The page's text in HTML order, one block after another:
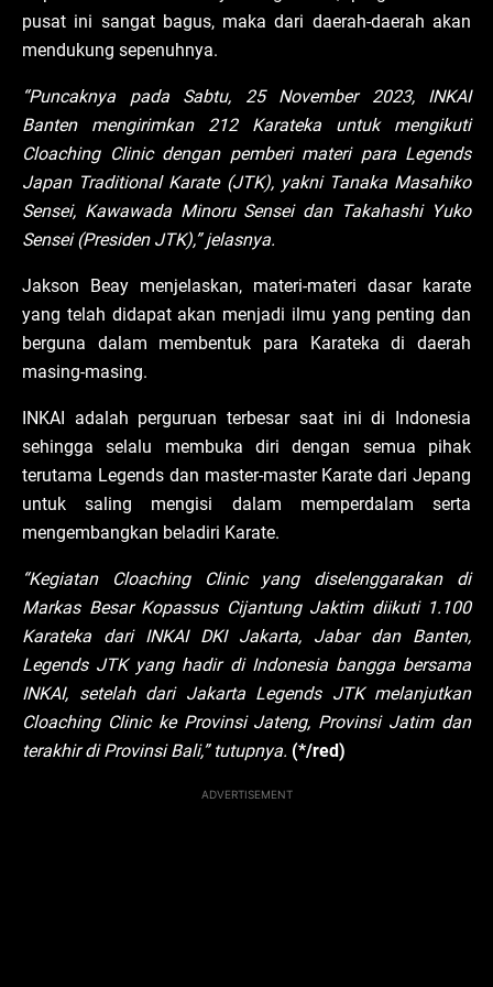
pusat ini sangat bagus, maka dari daerah-daerah akan
mendukung sepenuhnya.
“Puncaknya pada Sabtu, 25 November 2023, INKAI
Banten mengirimkan 212 Karateka untuk mengikuti
Cloaching Clinic dengan pemberi materi para Legends
Japan Traditional Karate (JTK), yakni Tanaka Masahiko
Sensei, Kawawada Minoru Sensei dan Takahashi Yuko
Sensei (Presiden JTK),” jelasnya.
Jakson Beay menjelaskan, materi-materi dasar karate
yang telah didapat akan menjadi ilmu yang penting dan
berguna dalam membentuk para Karateka di daerah
masing-masing.
INKAI adalah perguruan terbesar saat ini di Indonesia
sehingga selalu membuka diri dengan semua pihak
terutama Legends dan master-master Karate dari Jepang
untuk saling mengisi dalam memperdalam serta
mengembangkan beladiri Karate.
“Kegiatan Cloaching Clinic yang diselenggarakan di
Markas Besar Kopassus Cijantung Jaktim diikuti 1.100
Karateka dari INKAI DKI Jakarta, Jabar dan Banten,
Legends JTK yang hadir di Indonesia bangga bersama
INKAI, setelah dari Jakarta Legends JTK melanjutkan
Cloaching Clinic ke Provinsi Jateng, Provinsi Jatim dan
terakhir di Provinsi Bali,” tutupnya. (*/red)
ADVERTISEMENT